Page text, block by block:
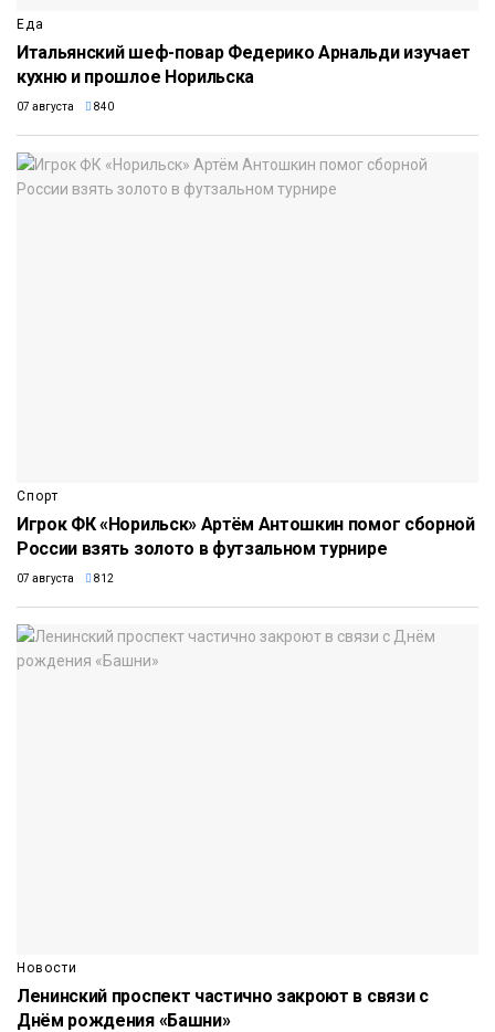
Еда
Итальянский шеф-повар Федерико Арнальди изучает
кухню и прошлое Норильска
07 августа 840
Спорт
Игрок ФК «Норильск» Артём Антошкин помог сборной
России взять золото в футзальном турнире
07 августа 812
Новости
Ленинский проспект частично закроют в связи с
Днём рождения «Башни»